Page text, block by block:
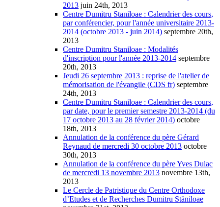
2013 juin 24th, 2013
Centre Dumitru Staniloae : Calendrier des cours,
par conférencier, pour l'année universitaire 2013-
2014 (octobre 2013 - juin 2014) septembre 20th,
2013
Centre Dumitru Staniloae : Modalités
d'inscription pour l'année 2013-2014 septembre
20th, 2013
Jeudi 26 septembre 2013 : reprise de l'atelier de
mémorisation de l'évangile (CDS fr) septembre
24th, 2013
Centre Dumitru Staniloae : Calendrier des cours,
par date, pour le premier semestre 2013-2014 (du
17 octobre 2013 au 28 février 2014) octobre
18th, 2013
Annulation de la conférence du père Gérard
Reynaud de mercredi 30 octobre 2013 octobre
30th, 2013
Annulation de la conférence du père Yves Dulac
de mercredi 13 novembre 2013 novembre 13th,
2013
Le Cercle de Patristique du Centre Orthodoxe
d’Etudes et de Recherches Dumitru Stăniloae